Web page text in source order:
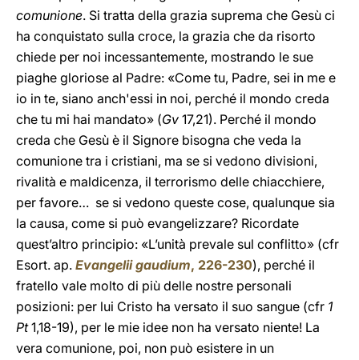
comunione. Si tratta della grazia suprema che Gesù ci
ha conquistato sulla croce, la grazia che da risorto
chiede per noi incessantemente, mostrando le sue
piaghe gloriose al Padre: «Come tu, Padre, sei in me e
io in te, siano anch'essi in noi, perché il mondo creda
che tu mi hai mandato» (Gv 17,21). Perché il mondo
creda che Gesù è il Signore bisogna che veda la
comunione tra i cristiani, ma se si vedono divisioni,
rivalità e maldicenza, il terrorismo delle chiacchiere,
per favore… se si vedono queste cose, qualunque sia
la causa, come si può evangelizzare? Ricordate
quest’altro principio: «L’unità prevale sul conflitto» (cfr
Esort. ap. Evangelii gaudium, 226-230), perché il
fratello vale molto di più delle nostre personali
posizioni: per lui Cristo ha versato il suo sangue (cfr 1
Pt1,18-19), per le mie idee non ha versato niente! La
vera comunione, poi, non può esistere in un